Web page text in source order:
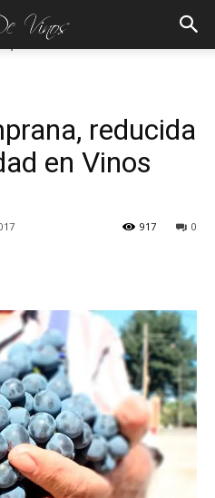
reducida
en Vinos
0
917